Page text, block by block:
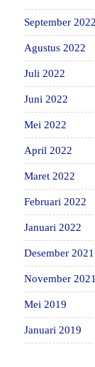
September 2022
Agustus 2022
Juli 2022
Juni 2022
Mei 2022
April 2022
Maret 2022
Februari 2022
Januari 2022
Desember 2021
November 2021
Mei 2019
Januari 2019